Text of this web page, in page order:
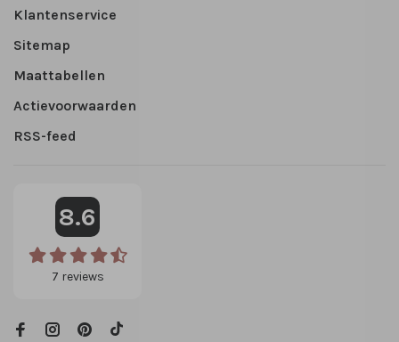
Klantenservice
Sitemap
Maattabellen
Actievoorwaarden
RSS-feed
8.6
7 reviews